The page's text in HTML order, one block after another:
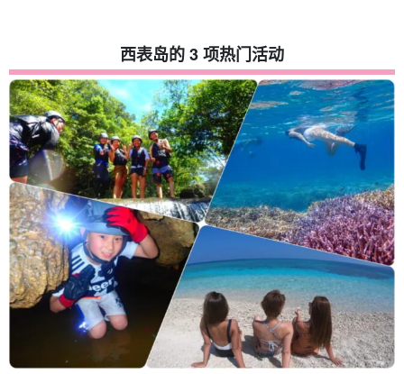
西表岛的 3 项热门活动